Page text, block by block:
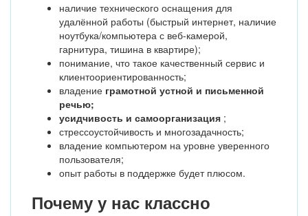
наличие технического оснащения для
удалённой работы (быстрый интернет, наличие
ноутбука/компьютера с веб-камерой,
гарнитура, тишина в квартире);
понимание, что такое качественный сервис и
клиентоориентированность;
владение грамотной устной и письменной
речью;
усидчивость и самоорганизация ;
стрессоустойчивость и многозадачность;
владение компьютером на уровне уверенного
пользователя;
опыт работы в поддержке будет плюсом.
Почему у нас классно